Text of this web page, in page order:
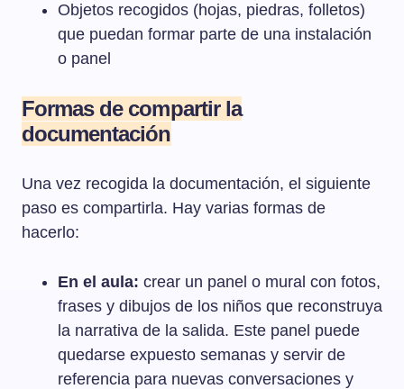
Objetos recogidos (hojas, piedras, folletos)
que puedan formar parte de una instalación
o panel
Formas de compartir la
documentación
Una vez recogida la documentación, el siguiente
paso es compartirla. Hay varias formas de
hacerlo:
En el aula: crear un panel o mural con fotos,
frases y dibujos de los niños que reconstruya
la narrativa de la salida. Este panel puede
quedarse expuesto semanas y servir de
referencia para nuevas conversaciones y